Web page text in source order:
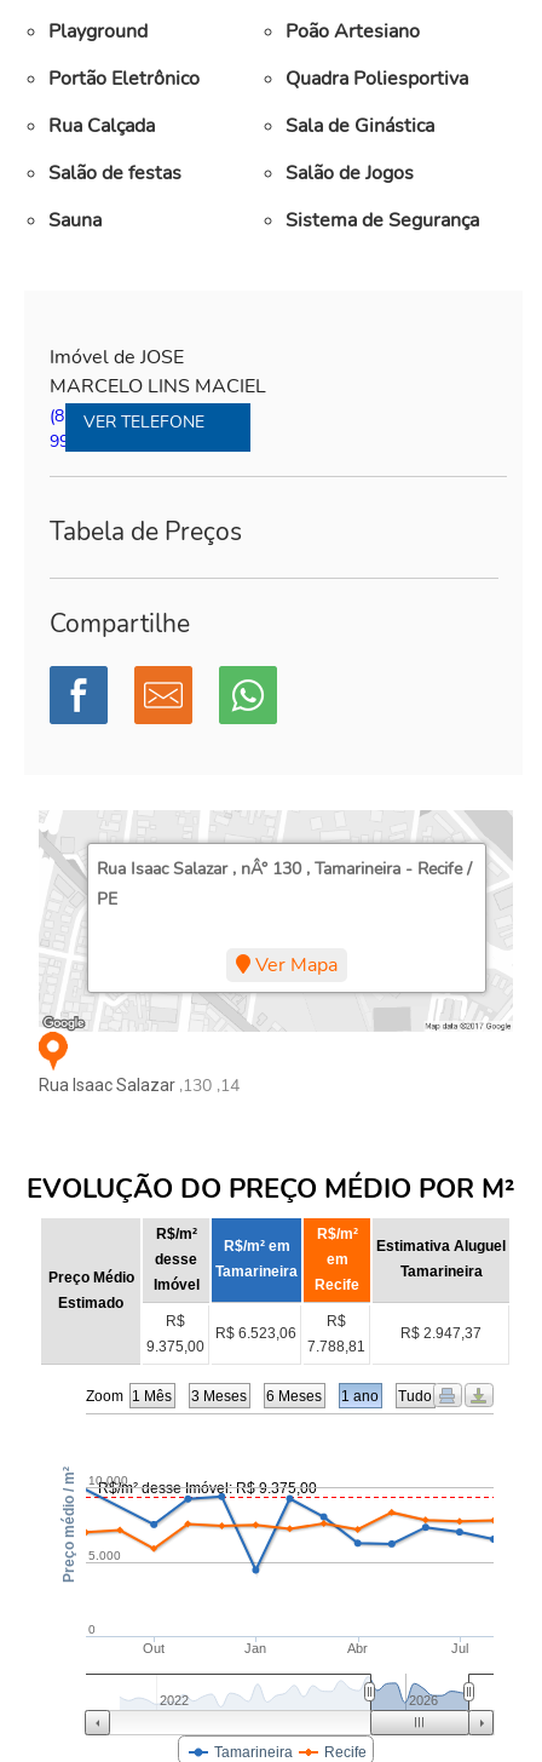
Playground
Poão Artesiano
Portão Eletrônico
Quadra Poliesportiva
Rua Calçada
Sala de Ginástica
Salão de festas
Salão de Jogos
Sauna
Sistema de Segurança
Imóvel de JOSE
MARCELO LINS MACIEL
(81)99292-6139|(81)
99292-6139
VER TELEFONE
Tabela de Preços
Compartilhe
Rua Isaac Salazar , nÂ° 130 , Tamarineira - Recife /
PE
Ver Mapa
Rua Isaac Salazar ,130 ,14
EVOLUÇÃO DO PREÇO MÉDIO POR M²